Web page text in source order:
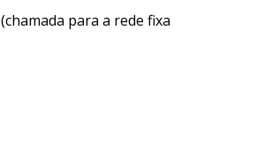
(chamada para a rede fixa